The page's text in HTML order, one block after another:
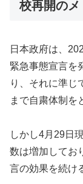
校再開のメ
日本政府は、
緊急事態宣言を
り、それに準じ
まで自粛体制を
しかし4月29日
数は増加してお
言の効果を続け